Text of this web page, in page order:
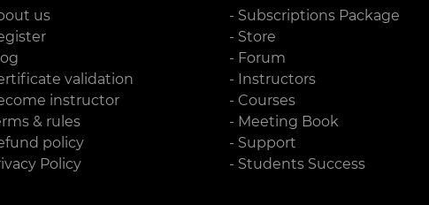
us
validation
instructor
& rules
policy
Policy
- Subscriptions Package
- Store
- Forum
- Instructors
- Courses
- Meeting Book
- Support
- Students Success